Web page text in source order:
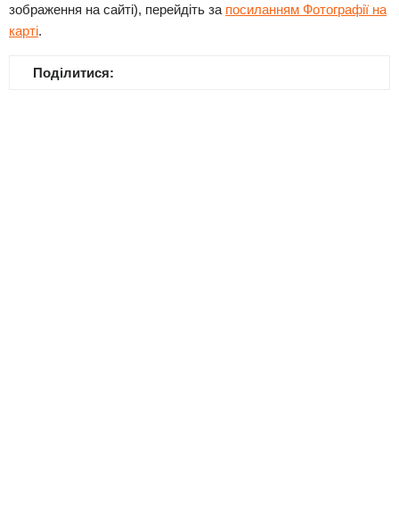
зображення на сайті), перейдіть за посиланням Фотографії на
карті.
Поділитися: